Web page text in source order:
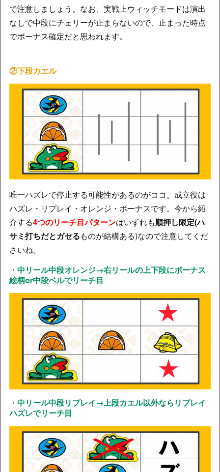
で注意しましょう。なお、実戦上ウィッチモードは演出
なしで中段にチェリーが止まらないので、止まった時点
でボーナス確定だと思われます。
②下段カエル
唯一ハズレで停止する可能性があるのがココ。成立役は
ハズレ・リプレイ・オレンジ・ボーナスです。今から紹
介する4つのリーチ目パターンはいずれも順押し限定(ハ
サミ打ちだとガセるものが結構ある)なので注意してくだ
さいね。
・中リール中段オレンジ→右リールの上下段にボーナス
絵柄or中段ベルでリーチ目
・中リール中段リプレイ→上段カエル以外ならリプレイ
ハズレでリーチ目